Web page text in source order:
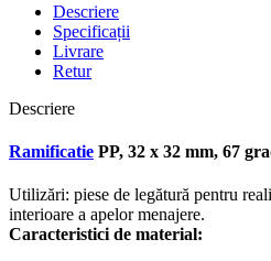
Descriere
Specificații
Livrare
Retur
Descriere
Ramificatie PP, 32 x 32 mm, 67
Utilizări: piese de legătură pentru
interioare a apelor menajere.
Caracteristici de material: